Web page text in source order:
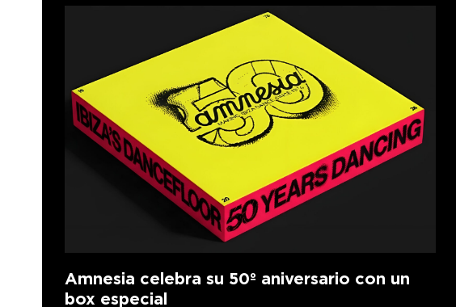
Amnesia celebra su 50º aniversario con un
box especial